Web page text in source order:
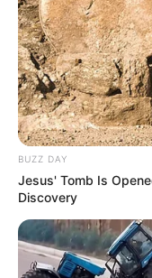
BUZZ DAY
Jesus' Tomb Is
Discovery